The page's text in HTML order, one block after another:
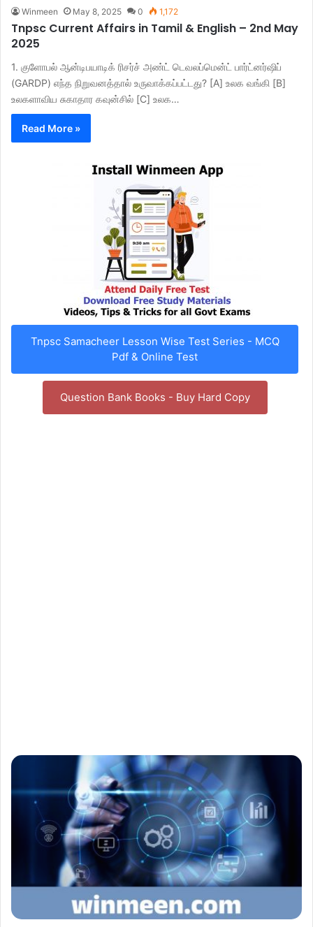
Winmeen May 8, 2025 0 1,172
Tnpsc Current Affairs in Tamil & English – 2nd May
2025
1. குளோபல் ஆன்டிபயாடிக் ரிசர்ச் அண்ட் டெவலப்மென்ட் பார்ட்னர்ஷிப்
(GARDP) எந்த நிறுவனத்தால் உருவாக்கப்பட்டது? [A] உலக வங்கி [B]
உலகளாவிய சுகாதார கவுன்சில் [C] உலக…
Read More »
Tnpsc Samacheer Lesson Wise Test Series - MCQ
Pdf & Online Test
Question Bank Books - Buy Hard Copy